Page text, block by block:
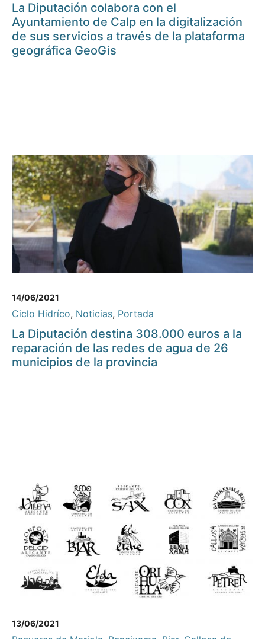
La Diputación colabora con el
Ayuntamiento de Calp en la digitalización
de sus servicios a través de la plataforma
geográfica GeoGis
14/06/2021
Ciclo Hidríco, Noticias, Portada
La Diputación destina 308.000 euros a la
reparación de las redes de agua de 26
municipios de la provincia
13/06/2021